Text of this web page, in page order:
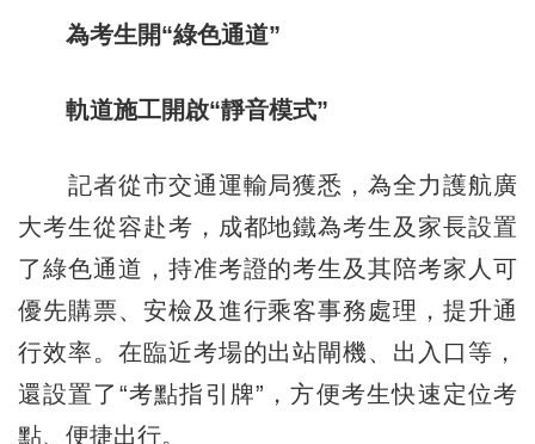
為考生開“綠色通道”
軌道施工開啟“靜音模式”
記者從市交通運輸局獲悉，為全力護航廣
大考生從容赴考，成都地鐵為考生及家長設置
了綠色通道，持准考證的考生及其陪考家人可
優先購票、安檢及進行乘客事務處理，提升通
行效率。在臨近考場的出站閘機、出入口等，
還設置了“考點指引牌”，方便考生快速定位考
點、便捷出行。